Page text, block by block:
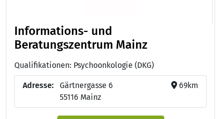
Informations- und
Beratungszentrum Mainz
Qualifikationen: Psychoonkologie (DKG)
Adresse:
Gärtnergasse 6
55116 Mainz
69km